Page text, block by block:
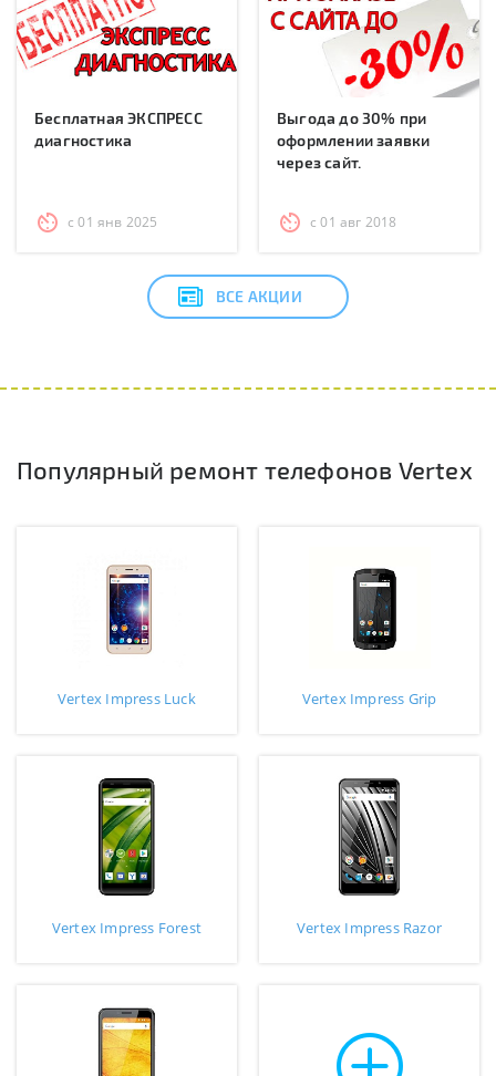
Бесплатная ЭКСПРЕСС
диагностика
с 01 янв 2025
Выгода до 30% при
оформлении заявки
через сайт.
с 01 авг 2018
ВСЕ АКЦИИ
Популярный ремонт телефонов Vertex
Vertex Impress Luck Vertex Impress Grip
Vertex Impress Forest Vertex Impress Razor